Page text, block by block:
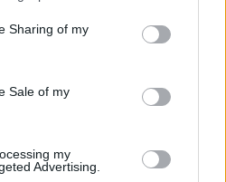
Sharing of my
Sale of my
my
Advertising.
Kvarmebmk92@live.no
11:06
i lang tid no, men har ikkje
vore ein perfekt gave til